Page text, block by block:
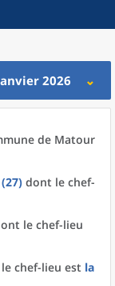
2026
de Matour
dont le chef-
le chef-lieu
chef-lieu est la